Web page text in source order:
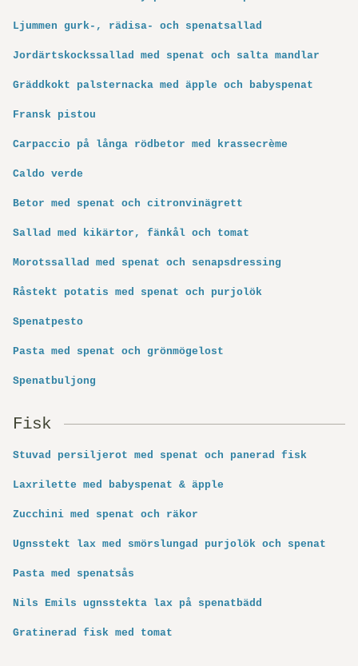
Ljummen gurk-, rädisa- och spenatsallad
Jordärtskockssallad med spenat och salta mandlar
Gräddkokt palsternacka med äpple och babyspenat
Fransk pistou
Carpaccio på långa rödbetor med krassecrème
Caldo verde
Betor med spenat och citronvinägrett
Sallad med kikärtor, fänkål och tomat
Morotssallad med spenat och senapsdressing
Råstekt potatis med spenat och purjolök
Spenatpesto
Pasta med spenat och grönmögelost
Spenatbuljong
Fisk
Stuvad persiljerot med spenat och panerad fisk
Laxrilette med babyspenat & äpple
Zucchini med spenat och räkor
Ugnsstekt lax med smörslungad purjolök och spenat
Pasta med spenatsås
Nils Emils ugnsstekta lax på spenatbädd
Gratinerad fisk med tomat